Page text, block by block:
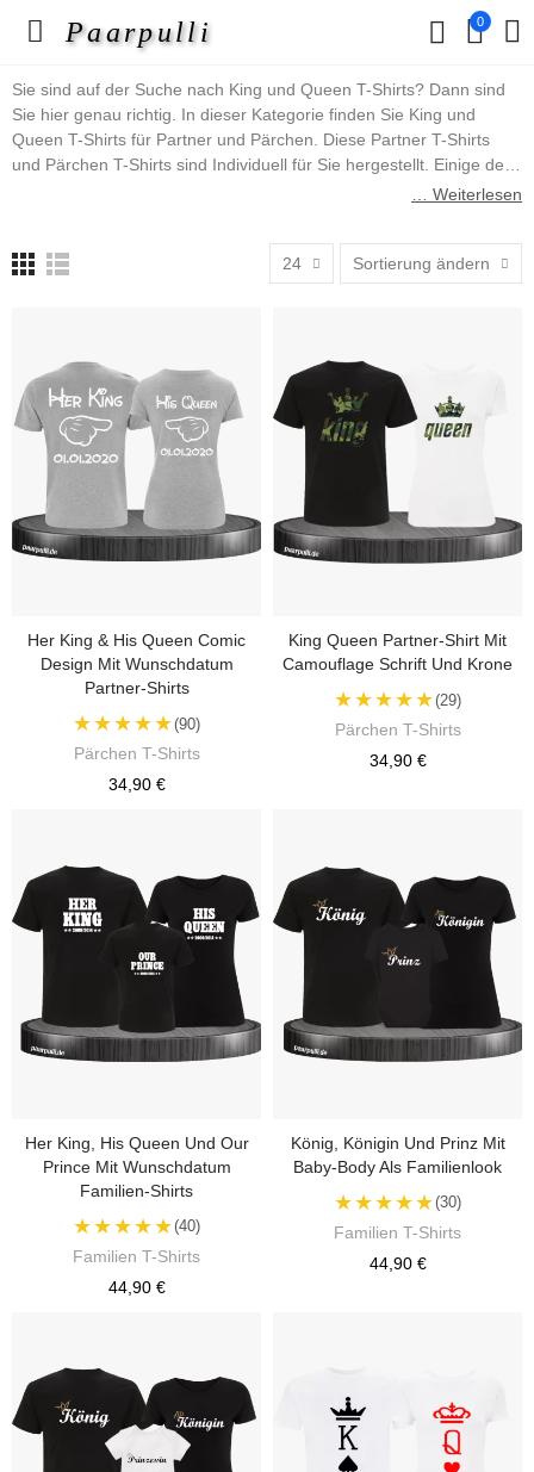
Paarpulli 0
Sie sind auf der Suche nach King und Queen T-Shirts? Dann sind
Sie hier genau richtig. In dieser Kategorie finden Sie King und
Queen T-Shirts für Partner und Pärchen. Diese Partner T-Shirts
und Pärchen T-Shirts sind Individuell für Sie hergestellt. Einige der
vielen Designs sind ausgestattet mit Individualisierungen sodass sie
Ihnen viel Spaß beim aussuchen ihres Lieblings Partner T-Shirts.
… Weiterlesen
24 Sortierung ändern
Her King & His Queen Comic
Design Mit Wunschdatum
Partner-Shirts
★★★★★(90)
Pärchen T-Shirts
34,90 €
King Queen Partner-Shirt Mit
Camouflage Schrift Und Krone
★★★★★(29)
Pärchen T-Shirts
34,90 €
Her King, His Queen Und Our
Prince Mit Wunschdatum
Familien-Shirts
★★★★★(40)
Familien T-Shirts
44,90 €
König, Königin Und Prinz Mit
Baby-Body Als Familienlook
★★★★★(30)
Familien T-Shirts
44,90 €